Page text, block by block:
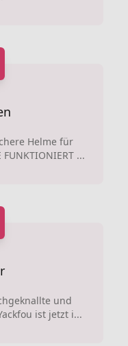
Helme für
...
und
ist jetzt i...